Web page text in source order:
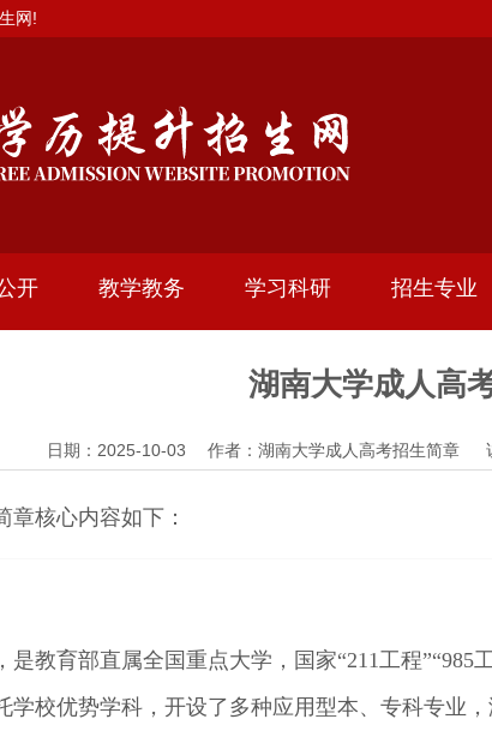
网!
开 教学教务 学习科研 招生专业
湖南大学成人高
日期：2025-10-03 作者：湖南大学成人高考招生简章
核心内容如下：
教育部直属全国重点大学，国家“211工程
学校优势学科，开设了多种应用型本、专科专业